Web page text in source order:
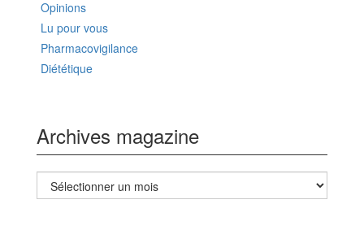
Opinions
Lu pour vous
Pharmacovigilance
Diététique
Archives magazine
Archives
magazine